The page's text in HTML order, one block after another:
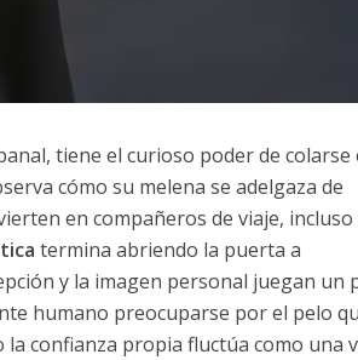
tiene el curioso poder de colarse
cómo su melena se adelgaza de
en compañeros de viaje, incluso
termina abriendo la puerta a
y la imagen personal juegan un
humano preocuparse por el pelo
confianza propia fluctúa como una